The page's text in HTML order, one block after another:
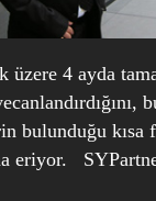
üzere 4 ayda
bulunduğu kısa
eriyor.